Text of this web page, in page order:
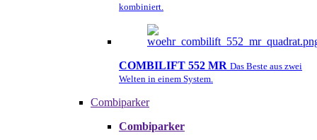
kombiniert.
COMBILIFT 552 MR Das Beste aus zwei
Welten in einem System.
Combiparker
Combiparker